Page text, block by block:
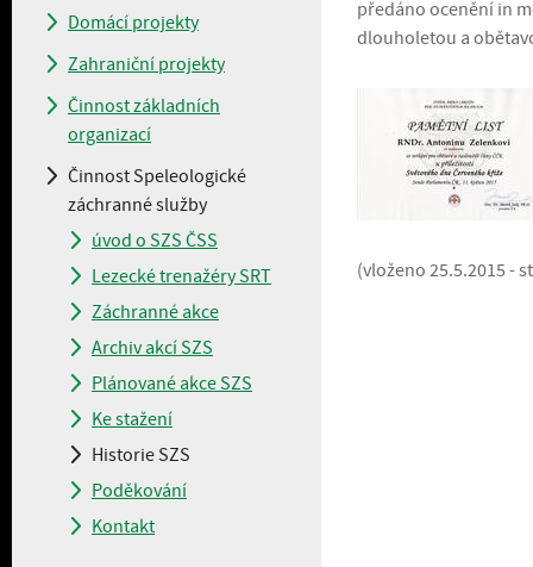
Domácí projekty
Zahraniční projekty
Činnost základních
organizací
Činnost Speleologické
záchranné služby
úvod o SZS ČSS
Lezecké trenažéry SRT
Záchranné akce
Archiv akcí SZS
Plánované akce SZS
Ke stažení
Historie SZS
Poděkování
Kontakt
předáno ocenění in
dlouholetou a
(vloženo 25.5.2015 -